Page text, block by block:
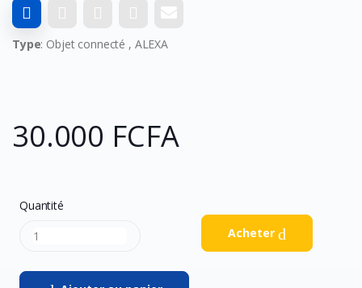
Type: Objet connecté , ALEXA
30.000 FCFA
Quantité
Acheter